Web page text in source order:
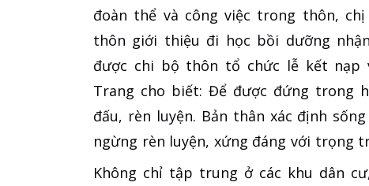
đoàn thể và công việc trong thôn,
thôn giới thiệu đi học bồi dưỡng
được chi bộ thôn tổ chức lễ kết nạp
Trang cho biết: Để được đứng trong
đấu, rèn luyện. Bản thân xác định
ngừng rèn luyện, xứng đáng với trọng
Không chỉ tập trung ở các khu dân